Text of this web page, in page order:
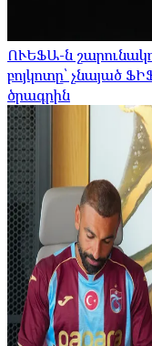
ՈՒԵՖԱ-ն
բոյկոտը՝ չնայած
ծրագրին